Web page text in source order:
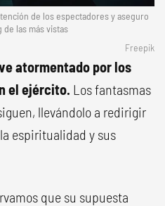
de los espectadores y aseguro
de las más vistas
Freepik
atormentado por los
el ejército. Los fantasmas
llevándolo a redirigir
espiritualidad y sus
que su supuesta